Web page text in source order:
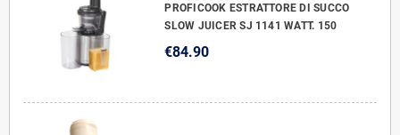
PROFICOOK ESTRATTORE DI SUCCO
SLOW JUICER SJ 1141 WATT. 150
€84.90